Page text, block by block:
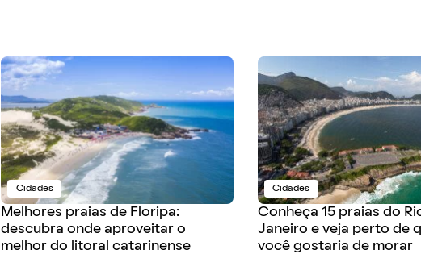
Cidades
Melhores praias de Floripa:
descubra onde aproveitar o
melhor do litoral catarinense
Cidades
Conheça 15 praias do
Janeiro e veja perto de
você gostaria de morar